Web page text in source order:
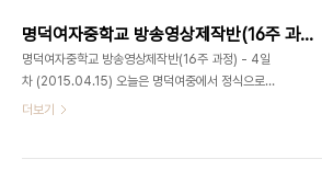
명덕여자중학교 방송영상제작반(16주 과정) - 4일차 (2015.04.15)
명덕여자중학교 방송영상제작반(16주 과정) - 4일
차 (2015.04.15) 오늘은 명덕여중에서 정식으로
세 번째 강의가 있는 날입니다. 3월 11일 첫 만남 이
더보기